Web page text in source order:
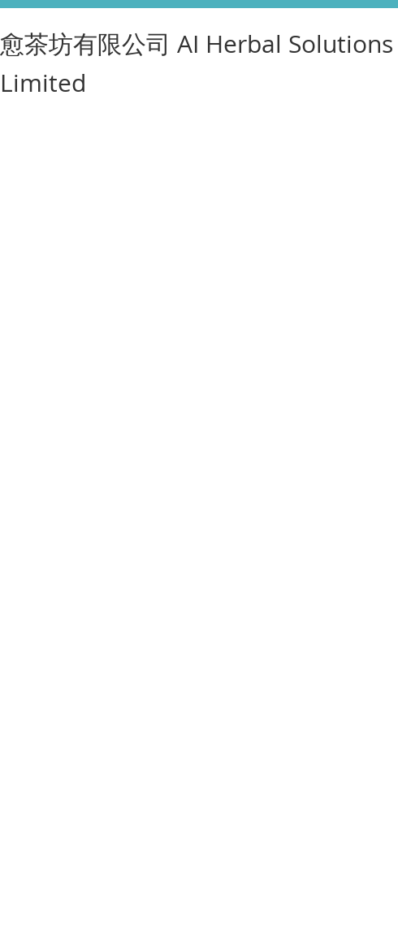
​愈茶坊有限公司 AI Herbal Solutions
Limited